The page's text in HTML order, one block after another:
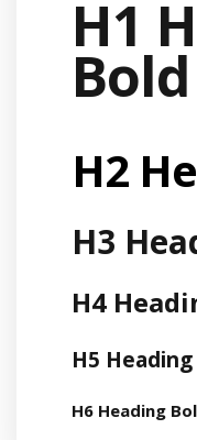
H1
Bold
H2
H3
H4
H5
H6 Heading